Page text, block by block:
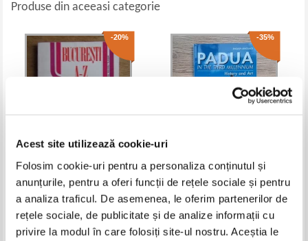
Acest site utilizează cookie-uri
Folosim cookie-uri pentru a personaliza conținutul și
anunțurile, pentru a oferi funcții de rețele sociale și pentru
a analiza traficul. De asemenea, le oferim partenerilor de
rețele sociale, de publicitate și de analize informații cu
privire la modul în care folosiți site-ul nostru. Aceștia le
Produse din aceeasi categorie
-20%
Sebastian Bonifaciu - Bucuresti
de la A la Z, ghid turistic
12,00Lei 9,60 Lei
Adaugă în coș
-35%
Padua in the third milleniunium.
History and art
Pret:
21,00Lei Lei
Adaugă în coș